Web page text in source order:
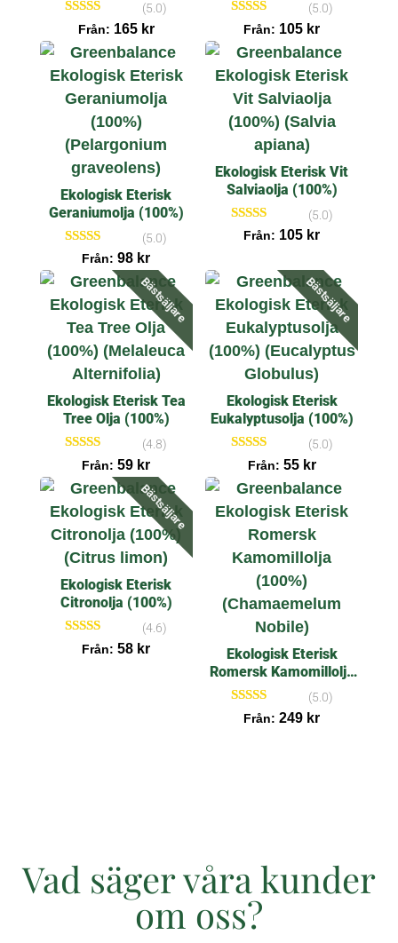
Betygsatt
5.00
av 5
(5.0)
Från: 165 kr
Betygsatt
5.00
av 5
(5.0)
Från: 105 kr
Ekologisk Eterisk
Geraniumolja (100%)
Betygsatt
5.00
av 5
(5.0)
Från:98 kr
Ekologisk Eterisk Vit
Salviaolja (100%)
Betygsatt
(5.0)
Från: 105 kr
Bästsäljare
Ekologisk Eterisk Tea
Tree Olja (100%)
Betygsatt
4.83
av 5
(4.8)
Från:59 kr
Bästsäljare
Ekologisk Eterisk
Eukalyptusolja (100%)
Betygsatt
av 5
(5.0)
Från: 55 kr
Bästsäljare
Ekologisk Eterisk
Citronolja (100%)
Betygsatt
4.63
(4.6)
Från:58 kr
Ekologisk Eterisk
Romersk Kamomillolja
(100%)
Betygsatt
5.00
(5.0)
Från:249 kr
Vad säger våra kunder
om oss?